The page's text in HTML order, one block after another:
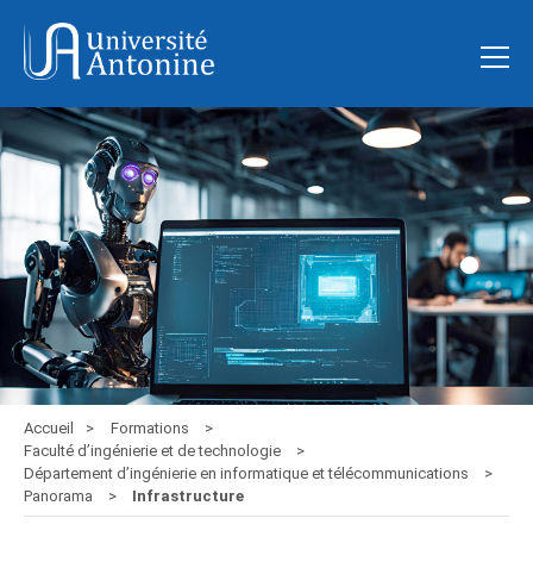
Accueil
Formations
Faculté d’ingénierie et de technologie
Département d’ingénierie en informatique et télécommunications
Panorama
Infrastructure